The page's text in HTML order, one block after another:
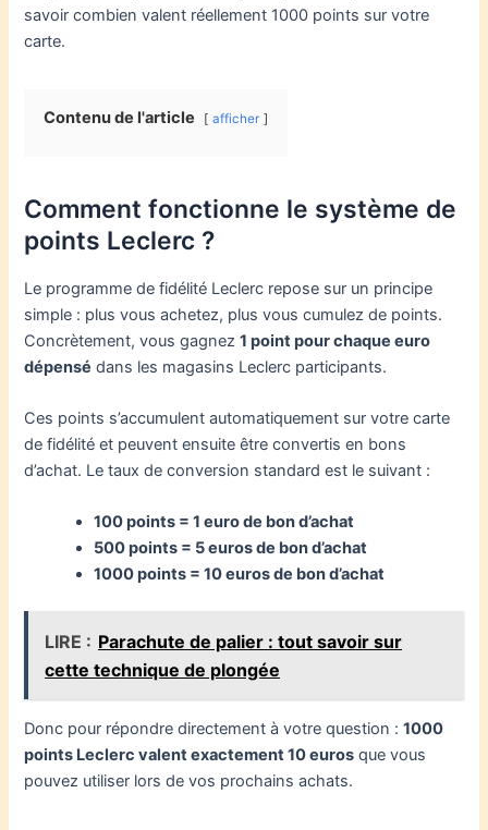
savoir combien valent réellement 1000 points sur votre
carte.
Contenu de l'article afficher
Comment fonctionne le système de
points Leclerc ?
Le programme de fidélité Leclerc repose sur un principe
simple : plus vous achetez, plus vous cumulez de points.
Concrètement, vous gagnez1 point pour chaque euro
dépensé dans les magasins Leclerc participants.
Ces points s’accumulent automatiquement sur votre carte
de fidélité et peuvent ensuite être convertis en bons
d’achat. Le taux de conversion standard est le suivant :
100 points = 1 euro de bon d’achat
500 points = 5 euros de bon d’achat
1000 points = 10 euros de bon d’achat
LIRE : Parachute de palier : tout savoir sur
cette technique de plongée
Donc pour répondre directement à votre question :1000
points Leclerc valent exactement 10 euros que vous
pouvez utiliser lors de vos prochains achats.